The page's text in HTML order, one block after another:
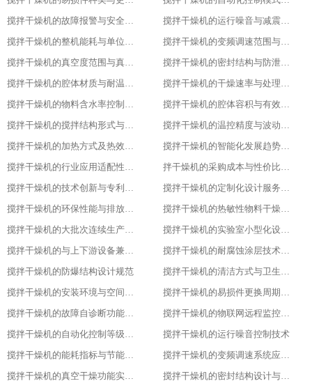
搅拌干燥机的故障报警与安全保护功能
搅拌干燥机的运行噪音与减震措施
搅拌干燥机的整机能耗与单位能耗标准
搅拌干燥机的变频调速范围与控制精度
搅拌干燥机的真空度范围与真空干燥效果
搅拌干燥机的密封结构与防泄漏等级
搅拌干燥机的腔体材质与耐温耐腐蚀性能
搅拌干燥机的干燥速率与处理量参数
搅拌干燥机的物料含水率控制范围
搅拌干燥机的腔体容积与有效装载率
搅拌干燥机的搅拌结构形式与适配物料
搅拌干燥机的温控精度与波动范围
搅拌干燥机的加热方式及热效率指标
搅拌干燥机的智能化发展趋势预测
搅拌干燥机的行业应用适配性调整
拌干燥机的采购成本与性价比评估
搅拌干燥机的技术创新与专利成果
搅拌干燥机的定制化设计服务范围
搅拌干燥机的环保性能与排放标准
搅拌干燥机的热敏性物料干燥工艺优化
搅拌干燥机的大批次连续生产改造
搅拌干燥机的实验室小型化设计要点
搅拌干燥机的与上下游设备兼容适配方案
搅拌干燥机的耐腐蚀涂层技术应用
搅拌干燥机的防爆结构设计规范
搅拌干燥机的清洁方式与卫生标准
搅拌干燥机的安装环境与空间要求
搅拌干燥机的易损件更换周期与维护
搅拌干燥机的故障自诊断功能解析
搅拌干燥机的物联网远程监控系统搭建
搅拌干燥机的自动化控制等级划分
搅拌干燥机的运行噪音控制技术
搅拌干燥机的能耗指标与节能改造方案
搅拌干燥机的变频调速系统应用优势
搅拌干燥机的真空干燥功能实现原理
搅拌干燥机的密封结构设计与防泄漏技术